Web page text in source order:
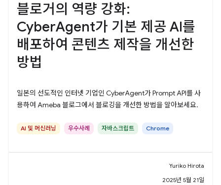
블로거의 역량 강화:
CyberAgent가 기본 제공 AI를
배포하여 콘텐츠 제작을 개선한
방법
일본의 선도적인 인터넷 기업인 CyberAgent가 Prompt API를 사
용하여 Ameba 블로그에서 블로깅을 개선한 방법을 알아보세요.
AI 및 머신러닝 우수사례 자바스크립트 Chrome
Yuriko Hirota
2025년 5월 21일